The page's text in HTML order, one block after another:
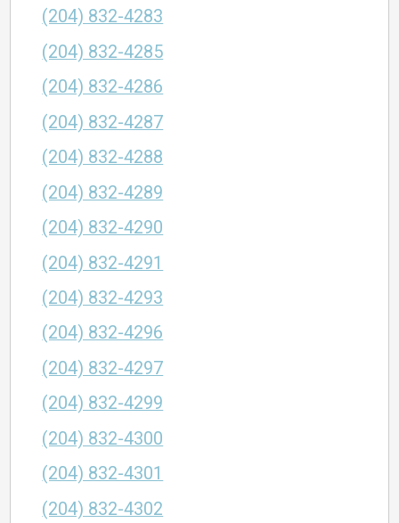
(204) 832-4283
(204) 832-4285
(204) 832-4286
(204) 832-4287
(204) 832-4288
(204) 832-4289
(204) 832-4290
(204) 832-4291
(204) 832-4293
(204) 832-4296
(204) 832-4297
(204) 832-4299
(204) 832-4300
(204) 832-4301
(204) 832-4302